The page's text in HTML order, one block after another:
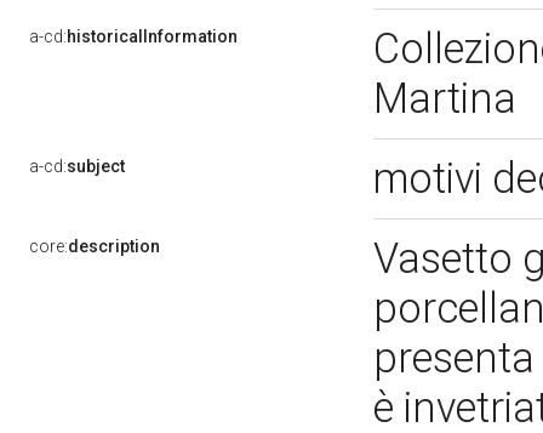
a-cd:historicalInformation
Martina
a-cd:subject motivi
core:description
Vasetto
è